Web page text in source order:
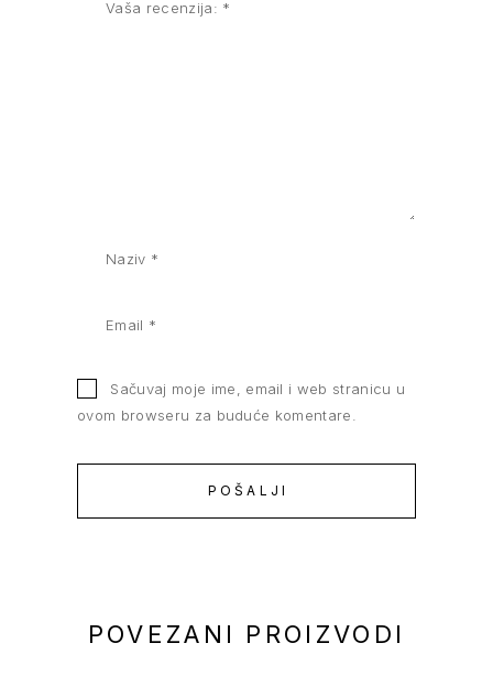
Sačuvaj moje ime, email i web stranicu u
ovom browseru za buduće komentare.
POVEZANI PROIZVODI